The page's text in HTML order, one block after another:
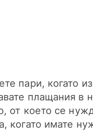
пари, когато
плащания в
от което се
когато имате